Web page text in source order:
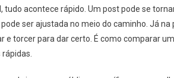
tudo acontece rápido. Um post pode se
ser ajustada no meio do caminho. Já
e torcer para dar certo. É como comparar